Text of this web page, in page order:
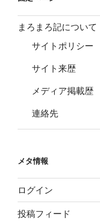
まろまろ記について
サイトポリシー
サイト来歴
メディア掲載歴
連絡先
メタ情報
ログイン
投稿フィード